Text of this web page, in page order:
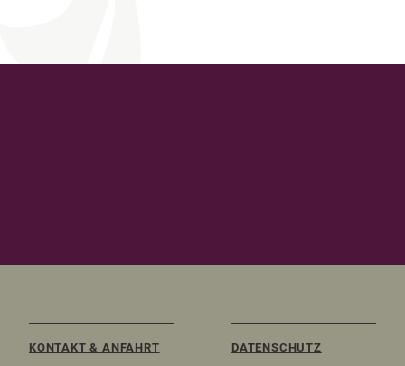
KONTAKT & ANFAHRT DATENSCHUTZ